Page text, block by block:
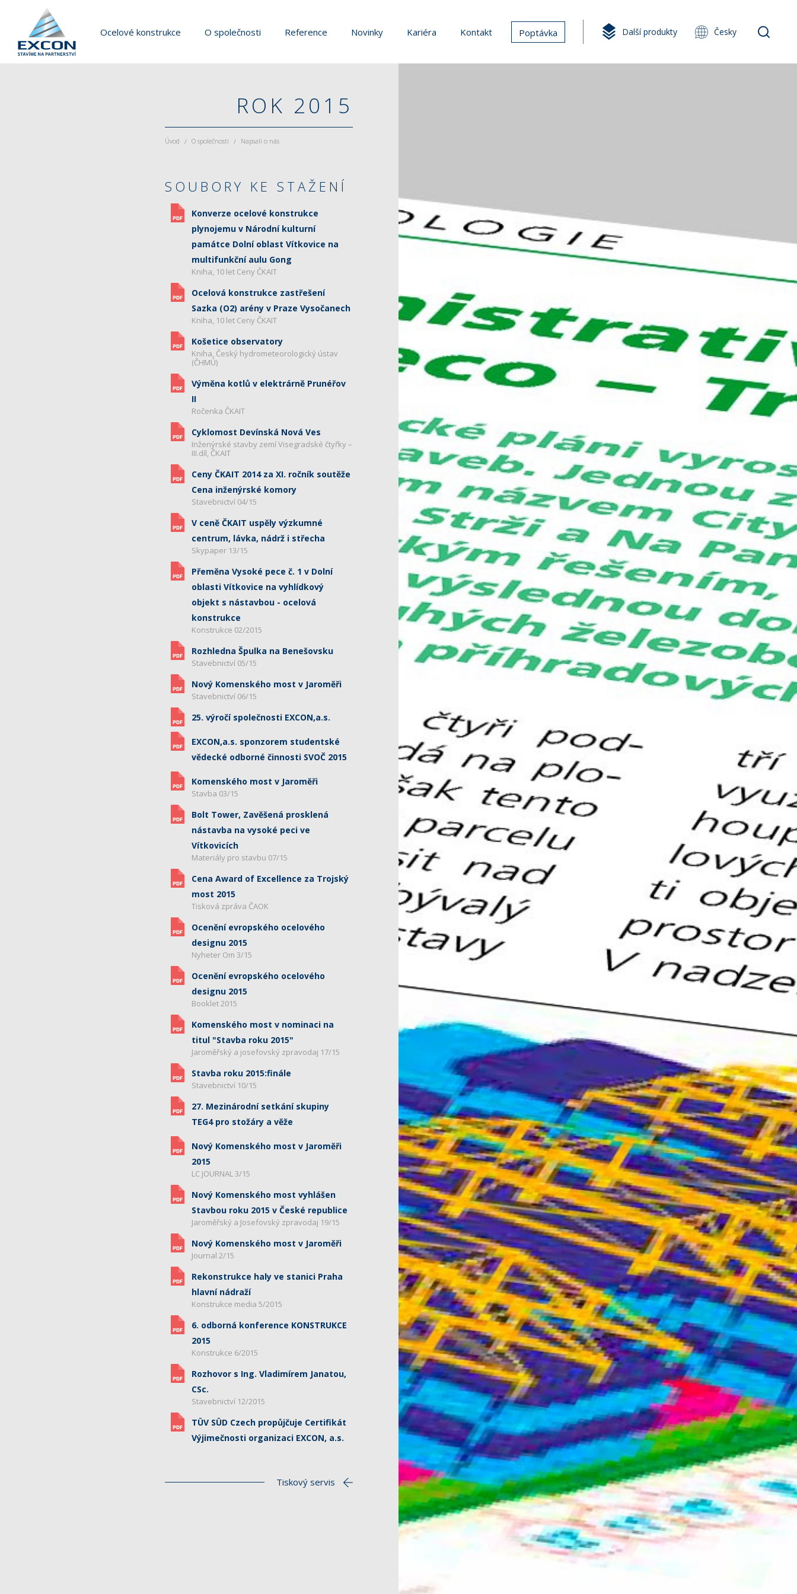
Ocelové konstrukce O společnosti Reference Novinky Kariéra Kontakt Poptávka Další produkty Česky
ROK 2015
Úvod / O společnosti / Napsali o nás
SOUBORY KE STAŽENÍ
Konverze ocelové konstrukce
plynojemu v Národní kulturní
památce Dolní oblast Vítkovice na
multifunkční aulu Gong
Kniha, 10 let Ceny ČKAIT
Ocelová konstrukce zastřešení
Sazka (O2) arény v Praze Vysočanech
Kniha, 10 let Ceny ČKAIT
Košetice observatory
Kniha, Český hydrometeorologický ústav
(ČHMÚ)
Výměna kotlů v elektrárně Prunéřov
II
Ročenka ČKAIT
Cyklomost Devínská Nová Ves
Inženýrské stavby zemí Visegradské čtyřky –
III.díl, ČKAIT
Ceny ČKAIT 2014 za XI. ročník soutěže
Cena inženýrské komory
Stavebnictví 04/15
V ceně ČKAIT uspěly výzkumné
centrum, lávka, nádrž i střecha
Skypaper 13/15
Přeměna Vysoké pece č. 1 v Dolní
oblasti Vítkovice na vyhlídkový
objekt s nástavbou - ocelová
konstrukce
Konstrukce 02/2015
Rozhledna Špulka na Benešovsku
Stavebnictví 05/15
Nový Komenského most v Jaroměři
Stavebnictví 06/15
25. výročí společnosti EXCON,a.s.
EXCON,a.s. sponzorem studentské
vědecké odborné činnosti SVOČ 2015
Komenského most v Jaroměři
Stavba 03/15
Bolt Tower, Zavěšená prosklená
nástavba na vysoké peci ve
Vítkovicích
Materiály pro stavbu 07/15
Cena Award of Excellence za Trojský
most 2015
Tisková zpráva ČAOK
Ocenění evropského ocelového
designu 2015
Nyheter Om 3/15
Ocenění evropského ocelového
designu 2015
Booklet 2015
Komenského most v nominaci na
titul "Stavba roku 2015"
Jaroměřský a josefovský zpravodaj 17/15
Stavba roku 2015:finále
Stavebnictví 10/15
27. Mezinárodní setkání skupiny
TEG4 pro stožáry a věže
Nový Komenského most v Jaroměři
2015
LC JOURNAL 3/15
Nový Komenského most vyhlášen
Stavbou roku 2015 v České republice
Jaroměřský a Josefovský zpravodaj 19/15
Nový Komenského most v Jaroměři
Journal 2/15
Rekonstrukce haly ve stanici Praha
hlavní nádraží
Konstrukce media 5/2015
6. odborná konference KONSTRUKCE
2015
Konstrukce 6/2015
Rozhovor s Ing. Vladimírem Janatou,
CSc.
Stavebnictví 12/2015
TÜV SÜD Czech propůjčuje Certifikát
Výjimečnosti organizaci EXCON, a.s.
Tiskový servis